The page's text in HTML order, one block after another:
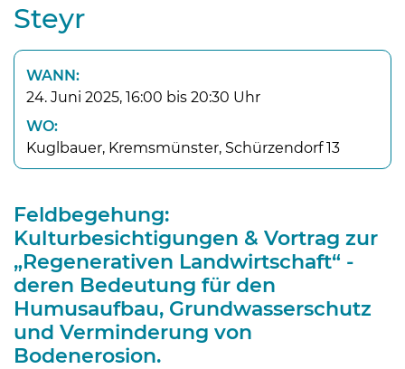
Steyr
WANN:
24. Juni 2025, 16:00 bis 20:30 Uhr
WO:
Kuglbauer, Kremsmünster, Schürzendorf 13
Feldbegehung:
Kulturbesichtigungen & Vortrag zur
„Regenerativen Landwirtschaft“ -
deren Bedeutung für den
Humusaufbau, Grundwasserschutz
und Verminderung von
Bodenerosion.